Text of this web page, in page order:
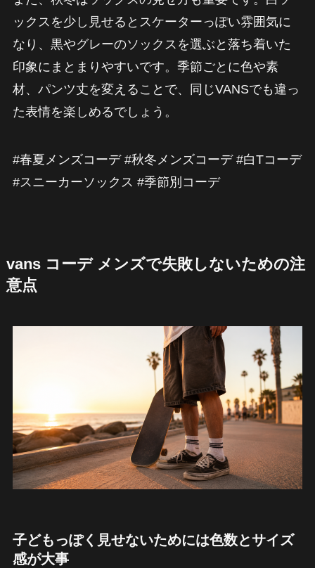
ックスを少し見せるとスケーターっぽい雰囲気に
なり、黒やグレーのソックスを選ぶと落ち着いた
印象にまとまりやすいです。季節ごとに色や素
材、パンツ丈を変えることで、同じVANSでも違っ
た表情を楽しめるでしょう。
#春夏メンズコーデ #秋冬メンズコーデ #白Tコーデ
#スニーカーソックス #季節別コーデ
vans コーデ メンズで失敗しないための注
意点
子どもっぽく見せないためには色数とサイズ
感が大事